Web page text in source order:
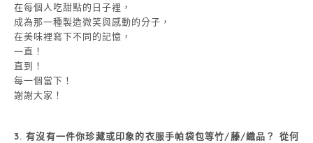
在每個人吃甜點的日子裡，
成為那一種製造微笑與感動的分子，
在美味裡寫下不同的記憶，
一直！
直到！
每一個當下！
謝謝大家！
3. 有沒有一件你珍藏或印象的衣服手帕袋包等竹/藤/織品？ 從何